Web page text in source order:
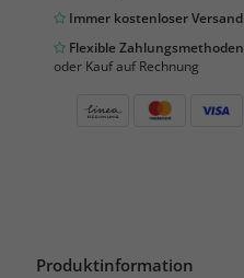
Immer kostenloser Versand
Flexible Zahlungsmethoden
oder Kauf auf Rechnung
Produktinformation